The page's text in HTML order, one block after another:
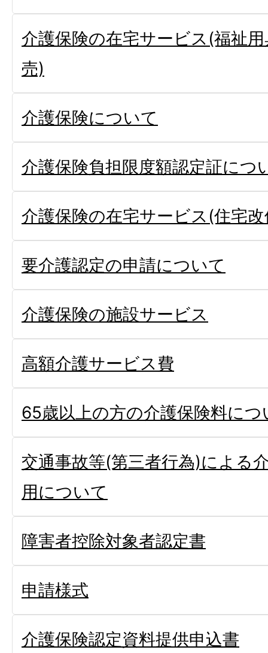
介護保険の在宅サービス(福祉
売)
介護保険について
介護保険負担限度額認定証につ
介護保険の在宅サービス(住宅
要介護認定の申請について
介護保険の施設サービス
高額介護サービス費
65歳以上の方の介護保険料につ
交通事故等(第三者行為)による
用について
障害者控除対象者認定書
申請様式
介護保険認定資料提供申込書